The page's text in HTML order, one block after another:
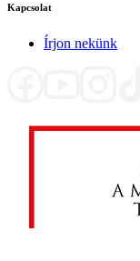
Kapcsolat
Írjon nekünk